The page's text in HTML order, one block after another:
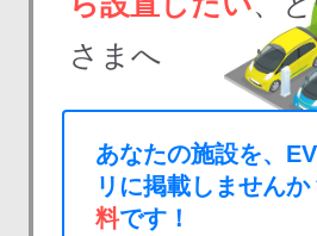
さまへ
あなたの施設を、
リに掲載しませんか
料です！